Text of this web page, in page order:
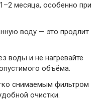
месяца, особенно при
воду — это продлит
воды и не нагревайте
объёма.
снимаемым фильтром
очистки.